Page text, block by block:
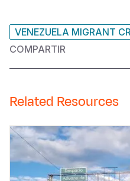
VENEZUELA MIGRANT
COMPARTIR
Related Resources